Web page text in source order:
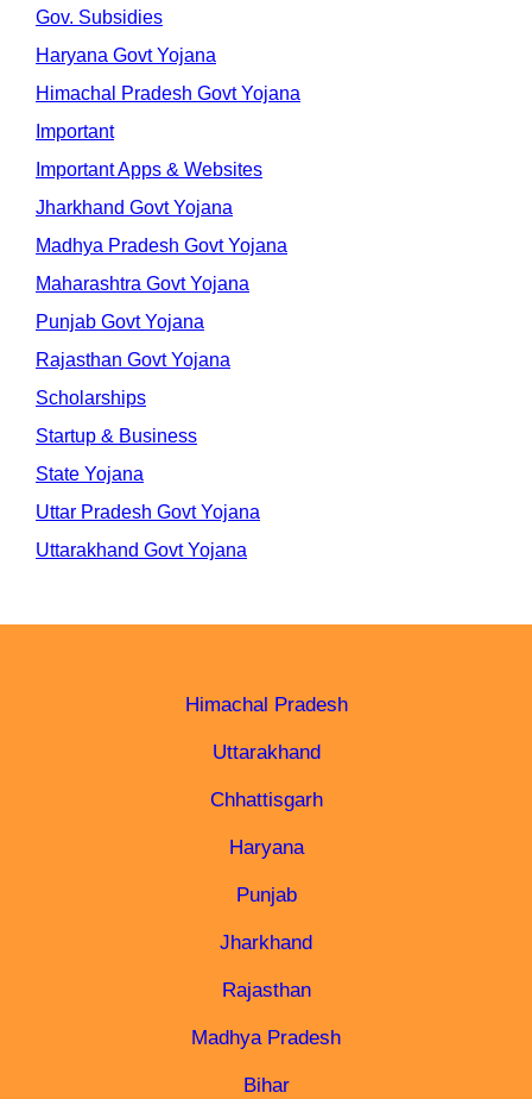
Gov. Subsidies
Haryana Govt Yojana
Himachal Pradesh Govt Yojana
Important
Important Apps & Websites
Jharkhand Govt Yojana
Madhya Pradesh Govt Yojana
Maharashtra Govt Yojana
Punjab Govt Yojana
Rajasthan Govt Yojana
Scholarships
Startup & Business
State Yojana
Uttar Pradesh Govt Yojana
Uttarakhand Govt Yojana
Himachal Pradesh
Uttarakhand
Chhattisgarh
Haryana
Punjab
Jharkhand
Rajasthan
Madhya Pradesh
Bihar